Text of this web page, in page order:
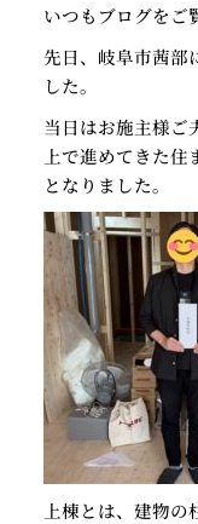
いつもブログをご
先日、岐阜市茜部
した。
当日はお施主様ご
上で進めてきた
となりました。
上棟とは、建物